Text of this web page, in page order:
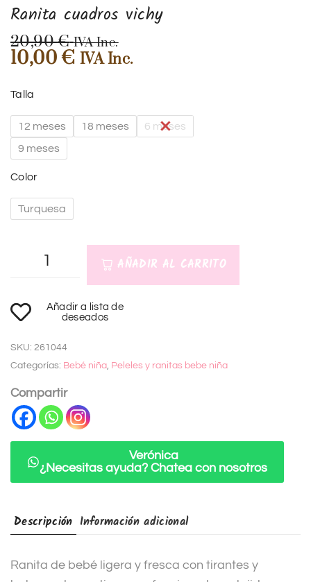
Ranita cuadros vichy
20,90€ IVA Inc.
10,00€ IVA Inc.
Talla
12 meses 18 meses
6 meses
9 meses
Color
Turquesa
AÑADIR AL CARRITO
l
e
r
n
a
Añadir a lista de
deseados
SKU: 261044
Categorías: Bebé niña Peleles y ranitas bebe niña
Compartir
Verónica
¿Necesitas ayuda? Chatea con nosotros
Descripción Información adicional
Ranita de bebé ligera y fresca con tirantes y